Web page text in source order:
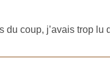
du coup, j’avais trop lu